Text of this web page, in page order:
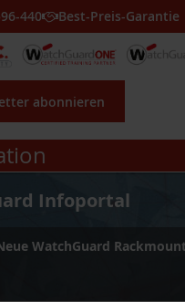
abonnieren
440 Best-Preis-Garantie
Infoportal
WatchGuard